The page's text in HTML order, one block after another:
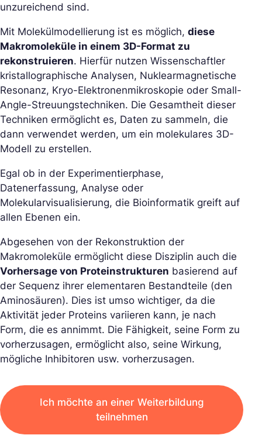
unzureichend sind.
Mit Molekülmodellierung ist es möglich, diese
Makromoleküle in einem 3D-Format zu
rekonstruieren. Hierfür nutzen Wissenschaftler
kristallographische Analysen, Nuklearmagnetische
Resonanz, Kryo-Elektronenmikroskopie oder Small-
Angle-Streuungstechniken. Die Gesamtheit dieser
Techniken ermöglicht es, Daten zu sammeln, die
dann verwendet werden, um ein molekulares 3D-
Modell zu erstellen.
Egal ob in der Experimentierphase,
Datenerfassung, Analyse oder
Molekularvisualisierung, die Bioinformatik greift auf
allen Ebenen ein.
Abgesehen von der Rekonstruktion der
Makromoleküle ermöglicht diese Disziplin auch die
Vorhersage von Proteinstrukturen basierend auf
der Sequenz ihrer elementaren Bestandteile (den
Aminosäuren). Dies ist umso wichtiger, da die
Aktivität jeder Proteins variieren kann, je nach
Form, die es annimmt. Die Fähigkeit, seine Form zu
vorherzusagen, ermöglicht also, seine Wirkung,
mögliche Inhibitoren usw. vorherzusagen.
Ich möchte an einer Weiterbildung
teilnehmen